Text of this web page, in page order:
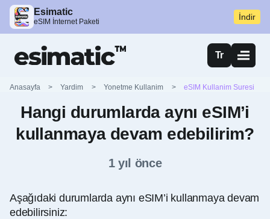
Esimatic
eSIM İnternet Paketi İndir
Tr
Anasayfa > Yardim > Yonetme Kullanim > eSIM Kullanim Suresi
Hangi durumlarda aynı eSIM’i
kullanmaya devam edebilirim?
1 yıl önce
Aşağıdaki durumlarda aynı eSIM’i kullanmaya devam
edebilirsiniz: